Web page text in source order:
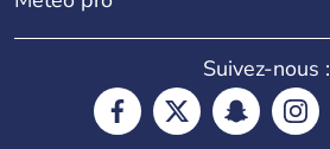
Suivez-nous :